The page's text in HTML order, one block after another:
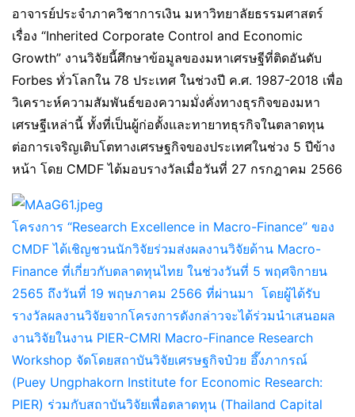
อาจารย์ประจำภาควิชาการเงิน มหาวิทยาลัยธรรมศาสตร์
เรื่อง “Inherited Corporate Control and Economic
Growth” งานวิจัยนี้ศึกษาข้อมูลของมหาเศรษฐีที่ติดอันดับ
Forbes ทั่วโลกใน 78 ประเทศ ในช่วงปี ค.ศ. 1987-2018 เพื่อ
วิเคราะห์ความสัมพันธ์ของความมั่งคั่งทางธุรกิจของมหา
เศรษฐีเหล่านี้ ทั้งที่เป็นผู้ก่อตั้งและทายาทธุรกิจในตลาดทุน
ต่อการเจริญเติบโตทางเศรษฐกิจของประเทศในช่วง 5 ปีข้าง
หน้า โดย CMDF ได้มอบรางวัลเมื่อวันที่ 27 กรกฎาคม 2566
โครงการ “Research Excellence in Macro-Finance” ของ
CMDF ได้เชิญชวนนักวิจัยร่วมส่งผลงานวิจัยด้าน Macro-
Finance ที่เกี่ยวกับตลาดทุนไทย ในช่วงวันที่ 5 พฤศจิกายน
2565 ถึงวันที่ 19 พฤษภาคม 2566 ที่ผ่านมา โดยผู้ได้รับ
รางวัลผลงานวิจัยจากโครงการดังกล่าวจะได้ร่วมนำเสนอผล
งานวิจัยในงาน PIER-CMRI Macro-Finance Research
Workshop จัดโดยสถาบันวิจัยเศรษฐกิจป๋วย อึ๊งภากรณ์
(Puey Ungphakorn Institute for Economic Research:
PIER) ร่วมกับสถาบันวิจัยเพื่อตลาดทุน (Thailand Capital